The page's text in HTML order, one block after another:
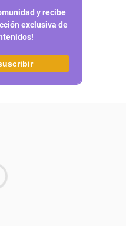
y recibe
exclusiva de